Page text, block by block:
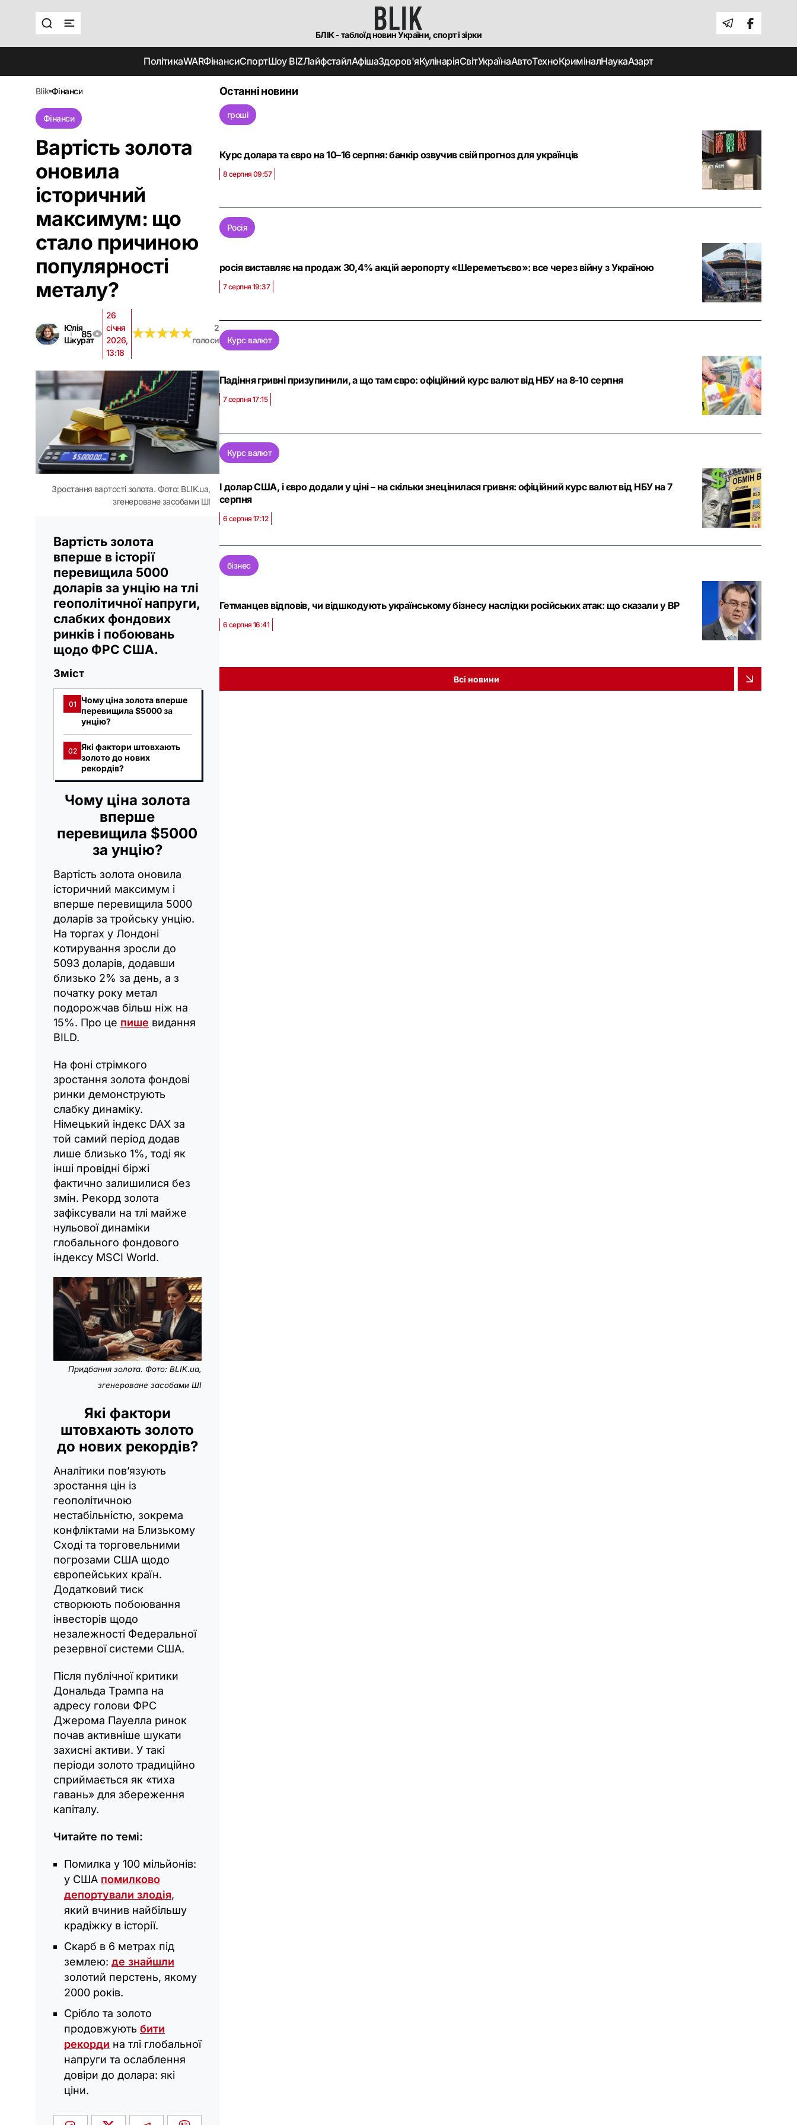
БЛІК - таблоїд новин України, спорт і зірки
ПолітикаWARФінансиСпортШоу BIZЛайфстайлАфішаЗдоров'яКулінаріяСвітУкраїнаАвтоТехноКриміналНаукаАзарт
blik фінанси
Фінанси
Вартість золота
оновила
історичний
максимум: що
стало причиною
популярності
металу?
Юлія
Шкурат
85
26
січня
2026,
13:18
★★★★★
★★★★★
2
голоси
Зростання вартості золота. Фото: BLIK.ua,
згенероване засобами ШІ
Вартість золота
вперше в історії
перевищила 5000
доларів за унцію на тлі
геополітичної напруги,
слабких фондових
ринків і побоювань
щодо ФРС США.
Зміст
01 Чому ціна золота вперше
перевищила $5000 за
унцію?
02 Які фактори штовхають
золото до нових
рекордів?
Чому ціна золота
вперше
перевищила $5000
за унцію?
Вартість золота оновила
історичний максимум і
вперше перевищила 5000
доларів за тройську унцію.
На торгах у Лондоні
котирування зросли до
5093 доларів, додавши
близько 2% за день, а з
початку року метал
подорожчав більш ніж на
15%. Про це пише видання
BILD.
На фоні стрімкого
зростання золота фондові
ринки демонструють
слабку динаміку.
Німецький індекс DAX за
той самий період додав
лише близько 1%, тоді як
інші провідні біржі
фактично залишилися без
змін. Рекорд золота
зафіксували на тлі майже
нульової динаміки
глобального фондового
індексу MSCI World.
Придбання золота. Фото: BLIK.ua,
згенероване засобами ШІ
Які фактори
штовхають золото
до нових рекордів?
Аналітики пов’язують
зростання цін із
геополітичною
нестабільністю, зокрема
конфліктами на Близькому
Сході та торговельними
погрозами США щодо
європейських країн.
Додатковий тиск
створюють побоювання
інвесторів щодо
незалежності Федеральної
резервної системи США.
Після публічної критики
Дональда Трампа на
адресу голови ФРС
Джерома Пауелла ринок
почав активніше шукати
захисні активи. У такі
періоди золото традиційно
сприймається як «тиха
гавань» для збереження
капіталу.
Читайте по темі:
Помилка у 100 мільйонів:
у США помилково
депортували злодія,
який вчинив найбільшу
крадіжку в історії.
Скарб в 6 метрах під
землею: де знайшли
золотий перстень, якому
2000 років.
Срібло та золото
продовжують бити
рекорди на тлі глобальної
напруги та ослаблення
довіри до долара: які
ціни.
Останні новини
гроші
Курс долара та євро на 10–16 серпня: банкір озвучив свій прогноз для українців
8 серпня 09:57
Росія
росія виставляє на продаж 30,4% акцій аеропорту «Шереметьєво»: все через війну з Україною
7 серпня 19:37
Курс валют
Падіння гривні призупинили, а що там євро: офіційний курс валют від НБУ на 8-10 серпня
7 серпня 17:15
Курс валют
І долар США, і євро додали у ціні – на скільки знецінилася гривня: офіційний курс валют від НБУ на 7
серпня
6 серпня 17:12
бізнес
Гетманцев відповів, чи відшкодують українському бізнесу наслідки російських атак: що сказали у ВР
6 серпня 16:41
Всі новини